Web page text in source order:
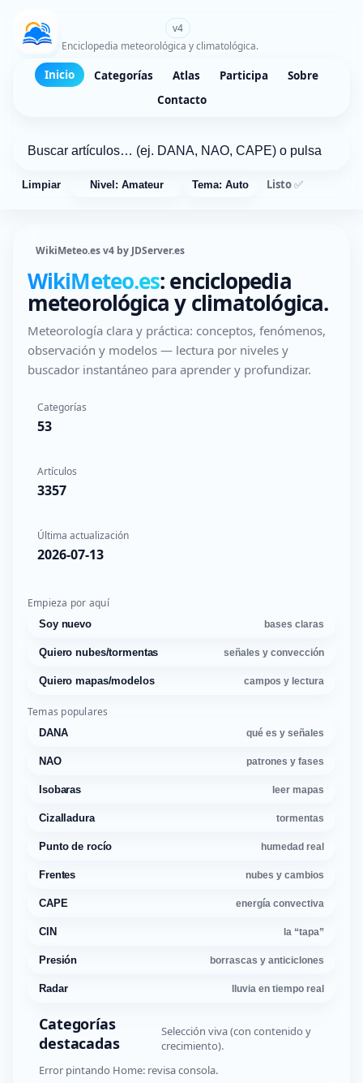
v4
Enciclopedia meteorológica y climatológica.
Inicio Categorías Atlas Participa
Sobre
Contacto
Limpiar Nivel: Amateur Tema: Auto Listo ✅
WikiMeteo.es v4 by JDServer.es
WikiMeteo.es: enciclopedia
meteorológica y climatológica.
Meteorología clara y práctica: conceptos, fenómenos,
observación y modelos — lectura por niveles y
buscador instantáneo para aprender y profundizar.
Categorías
53
Artículos
3357
Última actualización
2026-07-13
Empieza por aquí
Soy nuevo bases claras
Quiero nubes/tormentas señales y convección
Quiero mapas/modelos campos y lectura
Temas populares
DANA qué es y señales
NAO patrones y fases
Isobaras leer mapas
Cizalladura tormentas
Punto de rocío humedad real
Frentes nubes y cambios
CAPE energía convectiva
CIN la “tapa”
Presión borrascas y anticiclones
Radar lluvia en tiempo real
Categorías
destacadas
Selección viva (con contenido y
crecimiento).
Error pintando Home: revisa consola.